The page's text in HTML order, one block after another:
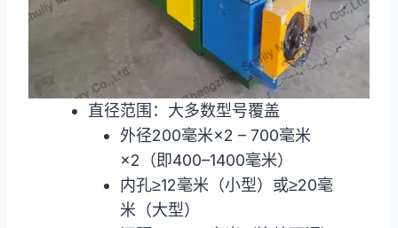
直径范围：大多数型号覆盖
外径200毫米×2 – 700毫米
×2（即400–1400毫米）
内孔≥12毫米（小型）或≥20毫
米（大型）